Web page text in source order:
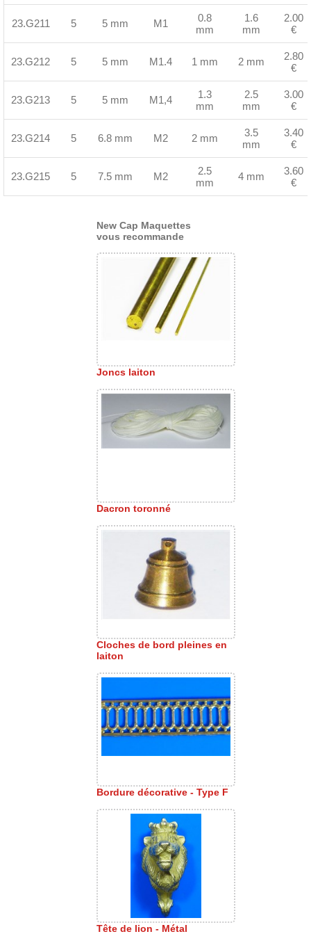
23.G211 5 5 mm M1
0.8
mm
1.6
mm
2.00
€
23.G212 5 5 mm M1.4 1 mm 2 mm
2.80
€
23.G213 5 5 mm M1,4
1.3
mm
2.5
mm
3.00
€
23.G214 5 6.8 mm M2 2 mm
3.5
mm
3.40
€
23.G215 5 7.5 mm M2
2.5
mm
4 mm
3.60
€
New Cap Maquettes
vous recommande
Joncs laiton
Dacron toronné
Cloches de bord pleines en
laiton
Bordure décorative - Type F
Tête de lion - Métal